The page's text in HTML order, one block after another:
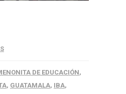
DE EDUCACIÓN,
, GUATAMALA, IBA,